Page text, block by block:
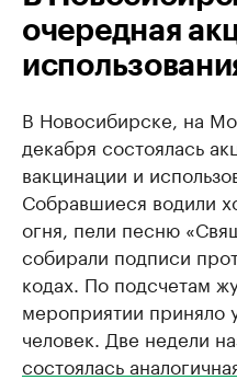
очередная
В Новосибирске, на
декабря состоялась
вакцинации и
Собравшиеся водили
огня, пели песню
собирали подписи
кодах. По подсчетам
мероприятии приняло
человек. Две недели
состоялась